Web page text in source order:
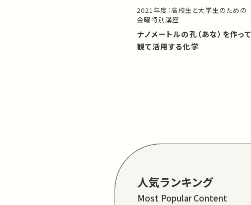
2021年度：高校生と大学生のための
金曜特別講座
ナノメートルの孔（あな）を作って
観て活用する化学
人気ランキング
Most Popular Content